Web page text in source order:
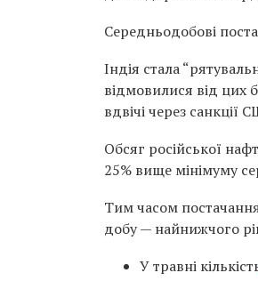
Середньодобові
Індія стала
відмовилися від цих
вдвічі через санкції
Обсяг російської
25% вище мінімуму
Тим часом
добу — найнижчого
У травні